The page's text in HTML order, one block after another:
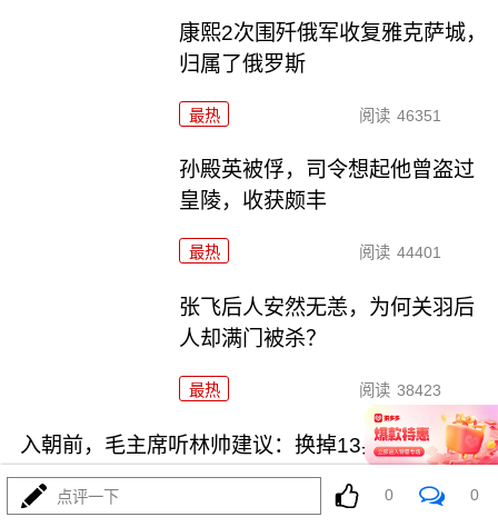
康熙2次围歼俄军收复雅克萨城，
归属了俄罗斯
最热 阅读 46351
孙殿英被俘，司令想起他曾盗过
皇陵，收获颇丰
最热 阅读 44401
张飞后人安然无恙，为何关羽后
人却满门被杀？
最热 阅读 38423
入朝前，毛主席听林帅建议：换掉13兵团主将
点评一下 0 0